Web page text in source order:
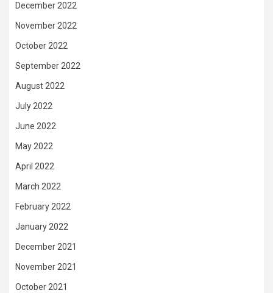
December 2022
November 2022
October 2022
September 2022
August 2022
July 2022
June 2022
May 2022
April 2022
March 2022
February 2022
January 2022
December 2021
November 2021
October 2021